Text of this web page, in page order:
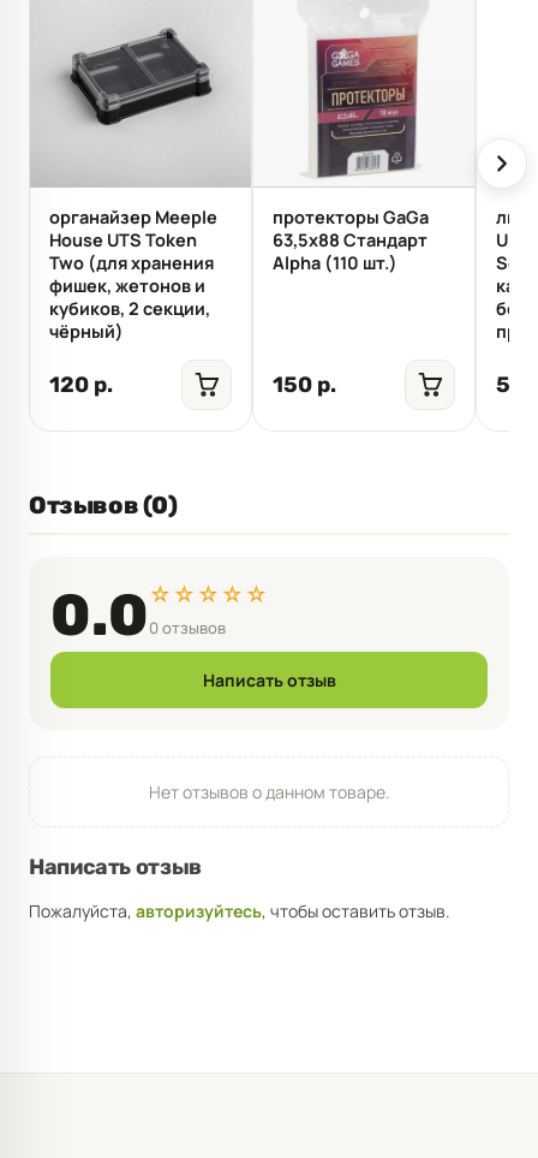
органайзер Meeple
House UTS Token
Two (для хранения
фишек, жетонов и
кубиков, 2 секции,
чёрный)
120 р.
протекторы GaGa
63,5x88 Стандарт
Alpha (110 шт.)
150 р. 50
Отзывов (0)
0.0☆☆☆☆☆
0 отзывов
Написать отзыв
Нет отзывов о данном товаре.
Написать отзыв
Пожалуйста, авторизуйтесь, чтобы оставить отзыв.